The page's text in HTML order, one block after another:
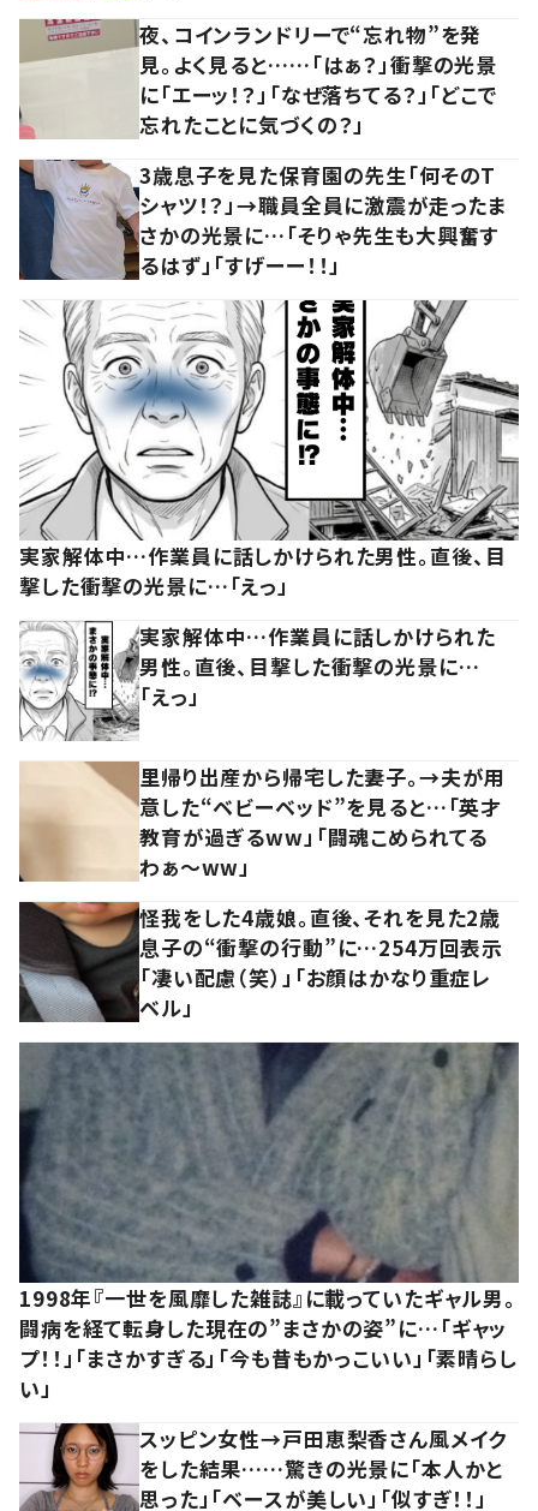
夜、コインランドリーで“忘れ物”を発
見。よく見ると……「はぁ？」衝撃の光景
に「エーッ！？」「なぜ落ちてる？」「どこで
忘れたことに気づくの？」
3歳息子を見た保育園の先生「何そのT
シャツ！？」→職員全員に激震が走ったま
さかの光景に…「そりゃ先生も大興奮す
るはず」「すげーー！！」
実家解体中…作業員に話しかけられた男性。直後、目
撃した衝撃の光景に…「えっ」
実家解体中…作業員に話しかけられた
男性。直後、目撃した衝撃の光景に…
「えっ」
里帰り出産から帰宅した妻子。→夫が用
意した“ベビーベッド”を見ると…「英才
教育が過ぎるww」「闘魂こめられてる
わぁ～ww」
怪我をした4歳娘。直後、それを見た2歳
息子の“衝撃の行動”に…254万回表示
「凄い配慮（笑）」「お顔はかなり重症レ
ベル」
1998年『一世を風靡した雑誌』に載っていたギャル男。
闘病を経て転身した現在の”まさかの姿”に…「ギャッ
プ！！」「まさかすぎる」「今も昔もかっこいい」「素晴らし
い」
スッピン女性→戸田恵梨香さん風メイク
をした結果……驚きの光景に「本人かと
思った」「ベースが美しい」「似すぎ！！」